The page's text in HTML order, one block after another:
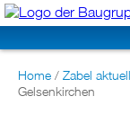
Home / Zabel aktuell
Gelsenkirchen